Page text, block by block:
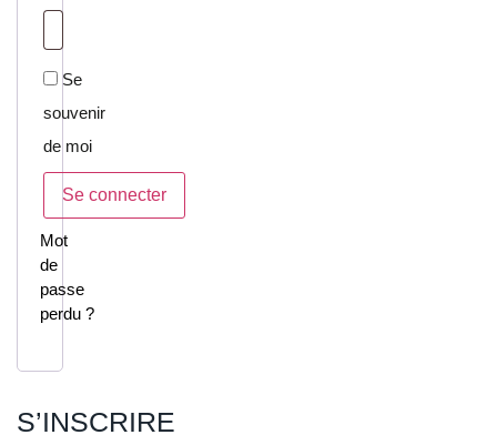
Se
souvenir
de moi
Se connecter
Mot
de
passe
perdu ?
S’INSCRIRE